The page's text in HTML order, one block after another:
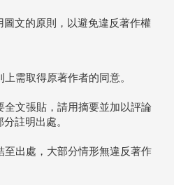
文的原則，以避免違反著作權
需取得原著作者的同意。
全文張貼，請用摘要並加以評論
註明出處。
至出處，大部分情形無違反著作